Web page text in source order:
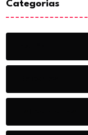
Categorias